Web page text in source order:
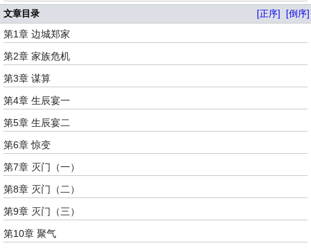
文章目录 [正序] [倒序]
第1章 边城郑家
第2章 家族危机
第3章 谋算
第4章 生辰宴一
第5章 生辰宴二
第6章 惊变
第7章 灭门（一）
第8章 灭门（二）
第9章 灭门（三）
第10章 聚气